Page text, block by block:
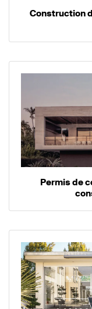
Construction
Permis de